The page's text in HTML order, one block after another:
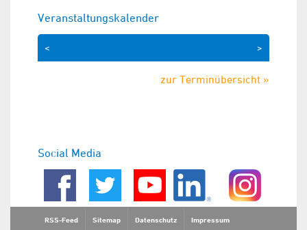
Veranstaltungskalender
>
<
zur Terminübersicht »
Social Media
RSS-Feed Sitemap Datenschutz Impressum